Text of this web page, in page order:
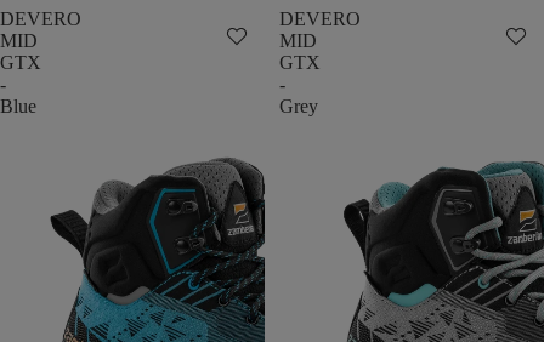
DEVERO
MID
GTX
-
Blue
DEVERO
MID
GTX
-
Grey